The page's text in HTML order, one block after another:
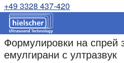
+49 3328 437-420
Формулировки на спрей
емулгирани с ултразвук